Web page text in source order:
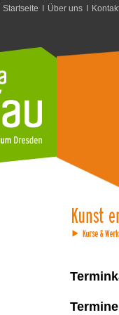
Startseite I Über uns I